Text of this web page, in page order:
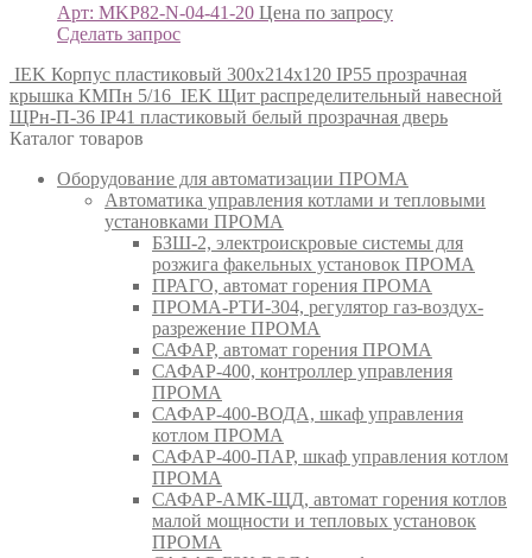
Арт: MKP82-N-04-41-20 Цена по запросу
Сделать запрос
IEK Корпус пластиковый 300х214х120 IP55 прозрачная
крышка КМПн 5/16 IEK Щит распределительный навесной
ЩРн-П-36 IP41 пластиковый белый прозрачная дверь
Каталог товаров
Оборудование для автоматизации ПРОМА
Автоматика управления котлами и тепловыми
установками ПРОМА
БЗШ-2, электроискровые системы для
розжига факельных установок ПРОМА
ПРАГО, автомат горения ПРОМА
ПРОМА-РТИ-304, регулятор газ-воздух-
разрежение ПРОМА
САФАР, автомат горения ПРОМА
САФАР-400, контроллер управления
ПРОМА
САФАР-400-ВОДА, шкаф управления
котлом ПРОМА
САФАР-400-ПАР, шкаф управления котлом
ПРОМА
САФАР-АМК-ЩД, автомат горения котлов
малой мощности и тепловых установок
ПРОМА